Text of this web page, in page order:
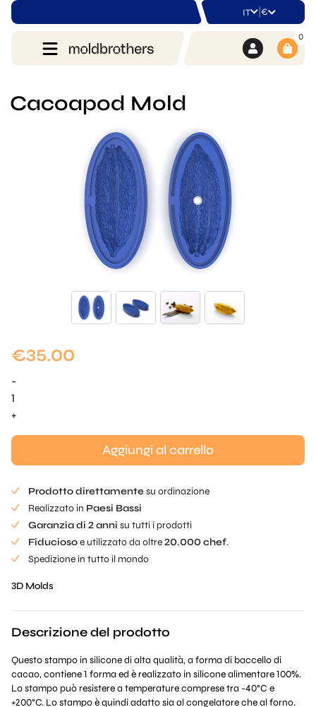
IT | €
0
Cacoapod Mold
€35.00
-
Cacoapod
Mold
+
Aggiungi al carrello
Prodotto direttamentesu ordinazione
Realizzato in Paesi Bassi
Garanzia di 2 anni su tutti i prodotti
Fiduciosoe utilizzato da oltre20.000 chef.
Spedizione in tutto il mondo
3D Molds
Descrizione del prodotto
Questo stampo in silicone di alta qualità, a forma di baccello di
cacao, contiene 1 forma ed è realizzato in silicone alimentare 100%.
Lo stampo può resistere a temperature comprese tra -40°C e
+200°C. Lo stampo è quindi adatto sia al congelatore che al forno.